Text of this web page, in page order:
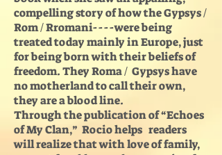
compelling story of how the Gypsys /
Rom / Rromani----were being
treated today mainly in Europe, just
for being born with their beliefs of
freedom. They Roma / Gypsys have
no motherland to call their own,
they are a blood line.
Through the publication of “Echoes
of My Clan,” Rocio helps readers
will realize that with love of family,